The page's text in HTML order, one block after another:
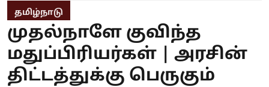
தமிழ்நாடு
முதல்நாளே குவிந்த
மதுப்பிரியர்கள் | அரசின்
திட்டத்துக்கு பெருகும்